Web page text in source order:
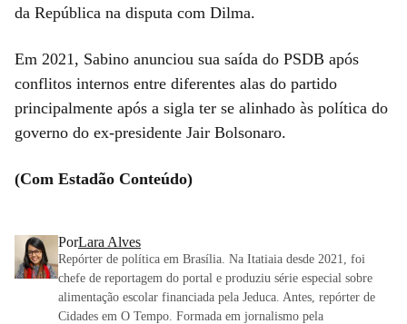
da República na disputa com Dilma.
Em 2021, Sabino anunciou sua saída do PSDB após
conflitos internos entre diferentes alas do partido
principalmente após a sigla ter se alinhado às política do
governo do ex-presidente Jair Bolsonaro.
(Com Estadão Conteúdo)
PorLara Alves
Repórter de política em Brasília. Na Itatiaia desde 2021, foi
chefe de reportagem do portal e produziu série especial sobre
alimentação escolar financiada pela Jeduca. Antes, repórter de
Cidades em O Tempo. Formada em jornalismo pela